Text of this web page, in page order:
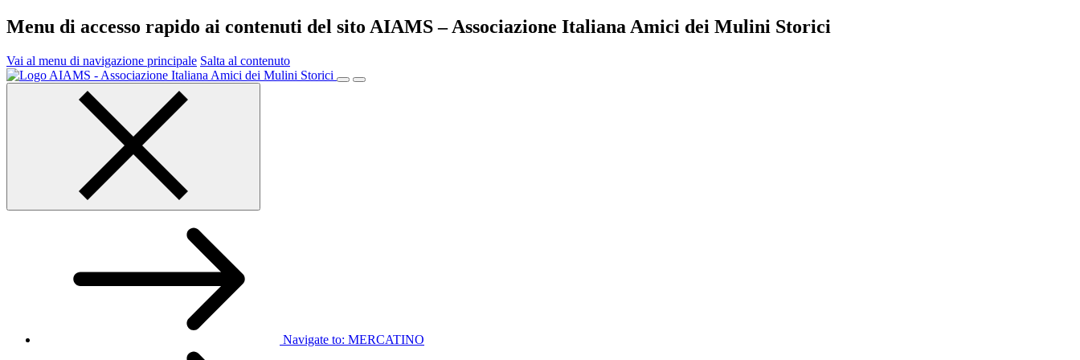
Menu di accesso rapido ai contenuti del sito AIAMS – Associazione Italiana Amici dei Mulini Storici
Vai al menu di navigazione principale Salta al contenuto
Menu
principale
Navigate to: MERCATINO